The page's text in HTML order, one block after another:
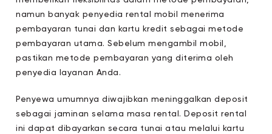
namun banyak penyedia rental mobil menerima
pembayaran tunai dan kartu kredit sebagai metode
pembayaran utama. Sebelum mengambil mobil,
pastikan metode pembayaran yang diterima oleh
penyedia layanan Anda.
Penyewa umumnya diwajibkan meninggalkan deposit
sebagai jaminan selama masa rental. Deposit rental
ini dapat dibayarkan secara tunai atau melalui kartu